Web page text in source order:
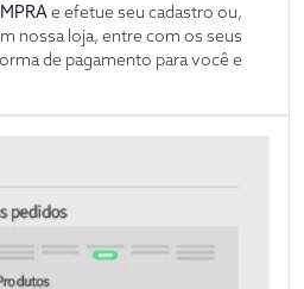
e efetue seu cadastro ou,
nossa loja, entre com os seus
de pagamento para você e